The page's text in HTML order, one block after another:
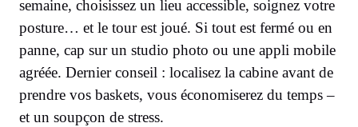
semaine, choisissez un lieu accessible, soignez votre
posture… et le tour est joué. Si tout est fermé ou en
panne, cap sur un studio photo ou une appli mobile
agréée. Dernier conseil : localisez la cabine avant de
prendre vos baskets, vous économiserez du temps –
et un soupçon de stress.